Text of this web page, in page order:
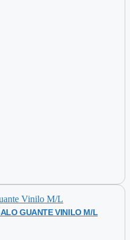
GUANTE VINILO M/L